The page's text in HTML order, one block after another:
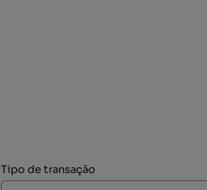
Tipo de transação